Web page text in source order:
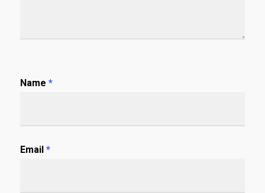
Name *
Email *